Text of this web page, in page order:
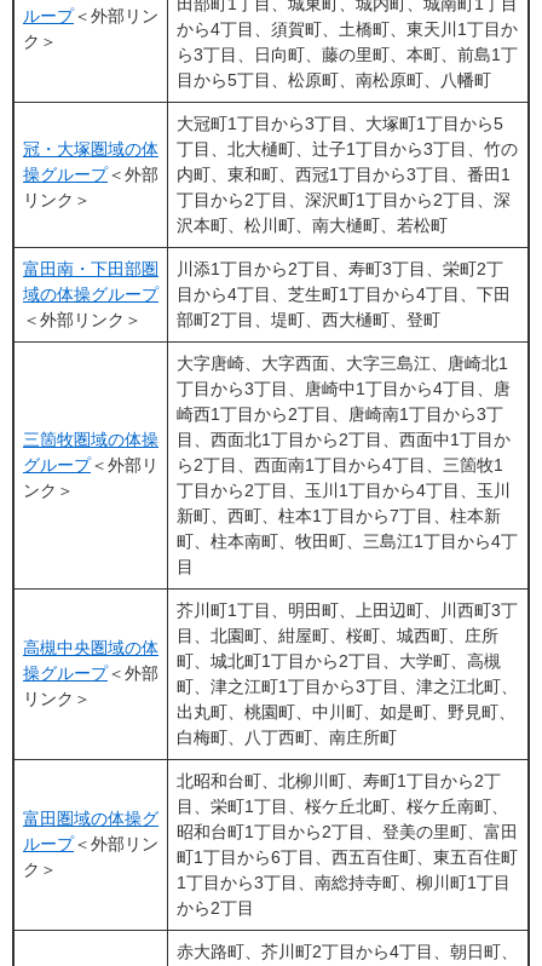
ループ​＜外部リン
ク＞
から4丁目、須賀町、土橋町、東天川1丁目か
ら3丁目、日向町、藤の里町、本町、前島1丁
目から5丁目、松原町、南松原町、八幡町
冠・大塚圏域の体
操グループ​＜外部
リンク＞
大冠町1丁目から3丁目、大塚町1丁目から5
丁目、北大樋町、辻子1丁目から3丁目、竹の
内町、東和町、西冠1丁目から3丁目、番田1
丁目から2丁目、深沢町1丁目から2丁目、深
沢本町、松川町、南大樋町、若松町
富田南・下田部圏
域の体操グループ​
＜外部リンク＞
川添1丁目から2丁目、寿町3丁目、栄町2丁
目から4丁目、芝生町1丁目から4丁目、下田
部町2丁目、堤町、西大樋町、登町
三箇牧圏域の体操
グループ​＜外部リ
ンク＞
大字唐崎、大字西面、大字三島江、唐崎北1
丁目から3丁目、唐崎中1丁目から4丁目、唐
崎西1丁目から2丁目、唐崎南1丁目から3丁
目、西面北1丁目から2丁目、西面中1丁目か
ら2丁目、西面南1丁目から4丁目、三箇牧1
丁目から2丁目、玉川1丁目から4丁目、玉川
新町、西町、柱本1丁目から7丁目、柱本新
町、柱本南町、牧田町、三島江1丁目から4丁
目
高槻中央圏域の体
操グループ​＜外部
リンク＞
芥川町1丁目、明田町、上田辺町、川西町3丁
目、北園町、紺屋町、桜町、城西町、庄所
町、城北町1丁目から2丁目、大学町、高槻
町、津之江町1丁目から3丁目、津之江北町、
出丸町、桃園町、中川町、如是町、野見町、
白梅町、八丁西町、南庄所町
富田圏域の体操グ
ループ＜外部リン
ク＞
北昭和台町、北柳川町、寿町1丁目から2丁
目、栄町1丁目、桜ケ丘北町、桜ケ丘南町、
昭和台町1丁目から2丁目、登美の里町、富田
町1丁目から6丁目、西五百住町、東五百住町
1丁目から3丁目、南総持寺町、柳川町1丁目
から2丁目
赤大路町、芥川町2丁目から4丁目、朝日町、